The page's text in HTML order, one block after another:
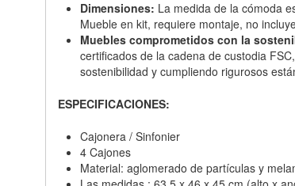
Dimensiones: La medida de la cómoda
Mueble en kit, requiere montaje, no
Muebles comprometidos con la
certificados de la cadena de custodia
sostenibilidad y cumpliendo rigurosos
ESPECIFICACIONES:
Cajonera / Sinfonier
4 Cajones
Material: aglomerado de partículas y